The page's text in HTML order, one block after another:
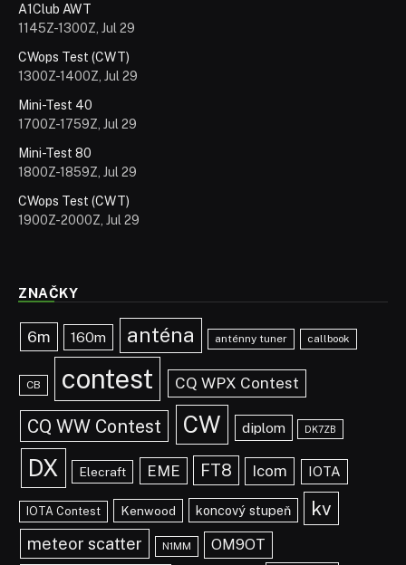
A1Club AWT
1145Z-1300Z, Jul 29
CWops Test (CWT)
1300Z-1400Z, Jul 29
Mini-Test 40
1700Z-1759Z, Jul 29
Mini-Test 80
1800Z-1859Z, Jul 29
CWops Test (CWT)
1900Z-2000Z, Jul 29
ZNAČKY
6m 160m anténa anténny tuner callbook
CB contest CQ WPX Contest
CQ WW Contest CW diplom DK7ZB
DX Elecraft EME FT8 Icom IOTA
IOTA Contest Kenwood koncový stupeň kv
meteor scatter N1MM
OM9OT